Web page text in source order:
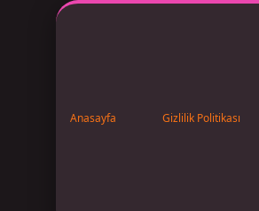
Anasayfa Gizlilik Politikası